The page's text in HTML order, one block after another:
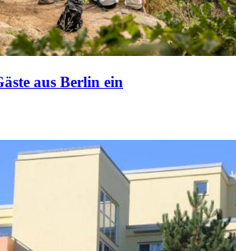
aus Berlin ein